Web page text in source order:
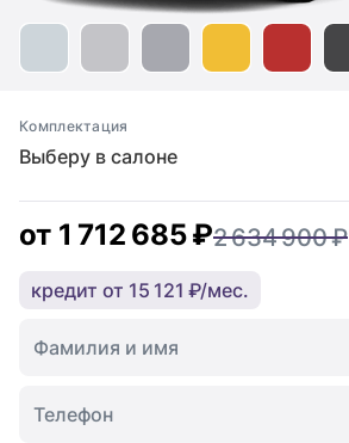
Выберу в салоне
Комплектация
от 1 712 685 ₽2 634 900 ₽
кредит от 15 121 ₽/мес.